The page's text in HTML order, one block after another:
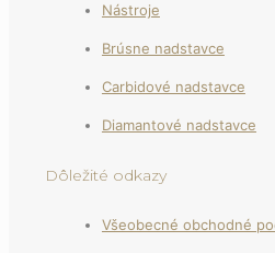
Nástroje
Brúsne nadstavce
Carbidové nadstavce
Diamantové nadstavce
Dôležité odkazy
Všeobecné obchodné